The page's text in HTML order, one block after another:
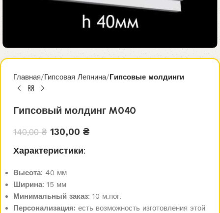
Главная Гипсовая Лепнина Гипсовые молдинги
Гипсовый молдинг M040
140,00₴ 130,00 ₴
Характеристики:
Высота: 40 мм
Ширина: 15 мм
Минимальный заказ: 10 м.пог.
Персонализация: есть возможность изготовления этой